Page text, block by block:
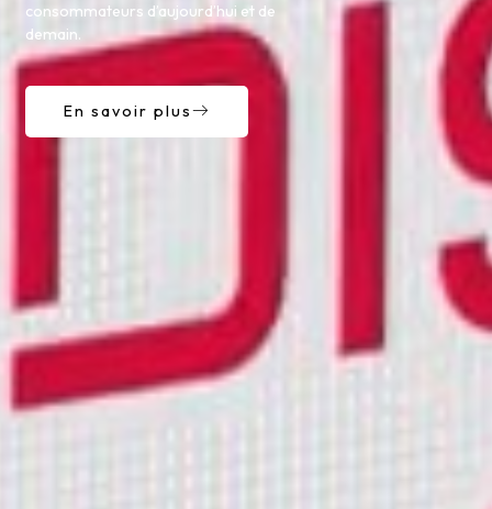
consommateurs d’aujourd’hui et de
demain.
En savoir plus